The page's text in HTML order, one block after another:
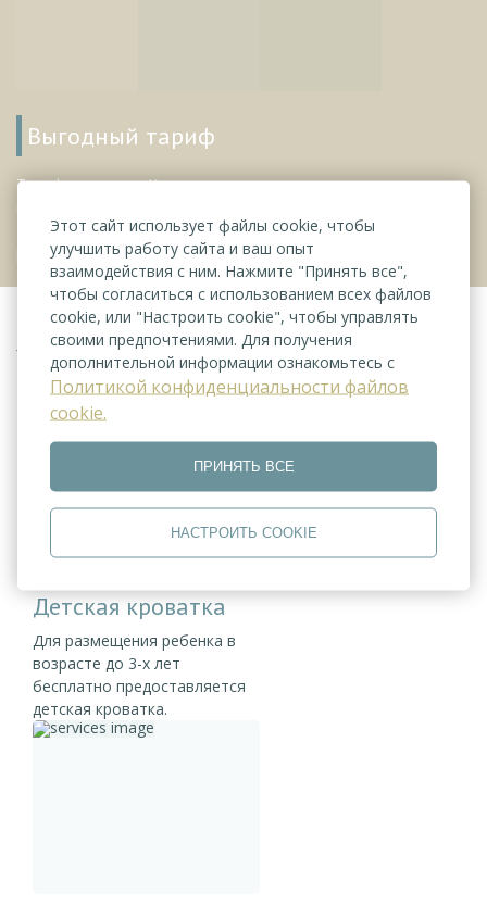
Этот сайт использует файлы cookie, чтобы
улучшить работу сайта и ваш опыт
взаимодействия с ним. Нажмите "Принять все",
чтобы согласиться с использованием всех файлов
cookie, или "Настроить cookie", чтобы управлять
своими предпочтениями. Для получения
дополнительной информации ознакомьтесь с
Политикой конфиденциальности файлов
cookie.
ПРИНЯТЬ ВСЕ
НАСТРОИТЬ COOKIE
Выгодный тариф
Тариф включает: Камин с
Бесплатный Wi-Fi Бесплатное
размещение ребенка до 3 лет
(детская кроватк...
Услуги
Детская кроватка
Для размещения ребенка в
возрасте до 3-х лет
бесплатно предоставляется
детская кроватка.